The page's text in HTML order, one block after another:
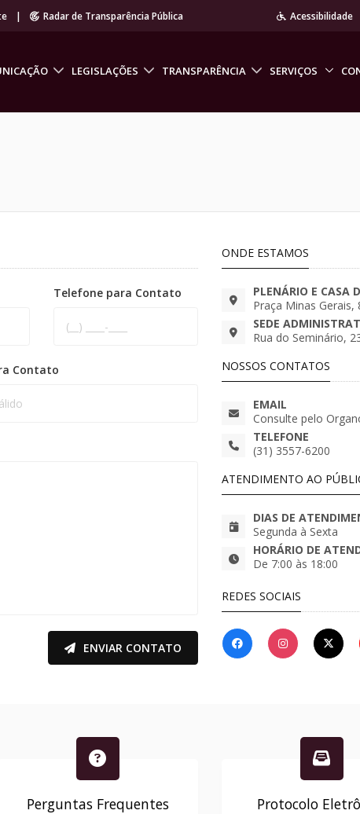
| Radar de Transparência Pública Acessibilidade
LEGISLAÇÕES TRANSPARÊNCIA SERVIÇOS
Telefone para Contato
Contato
ENVIAR CONTATO
ONDE ESTAMOS
PLENÁRIO E CASA
Praça Minas Gerais,
SEDE
Rua do Seminário,
NOSSOS CONTATOS
EMAIL
Consulte pelo
TELEFONE
(31) 3557-6200
ATENDIMENTO AO
DIAS DE
Segunda à Sexta
HORÁRIO DE
De 7:00 às 18:00
REDES SOCIAIS
Perguntas Frequentes Protocolo